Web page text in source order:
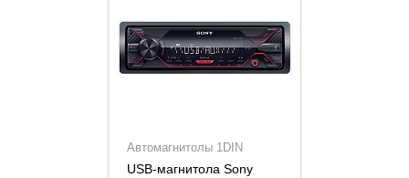
Автомагнитолы 1DIN
USB-магнитола Sony